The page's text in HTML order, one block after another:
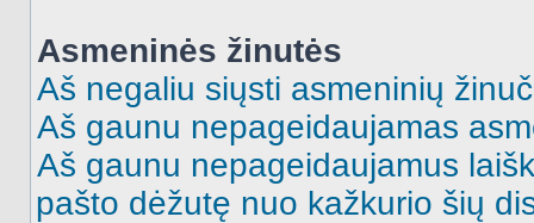
Asmeninės žinutės
Aš negaliu siųsti asmeninių
Aš gaunu nepageidaujamas
Aš gaunu nepageidaujamus
pašto dėžutę nuo kažkurio šių